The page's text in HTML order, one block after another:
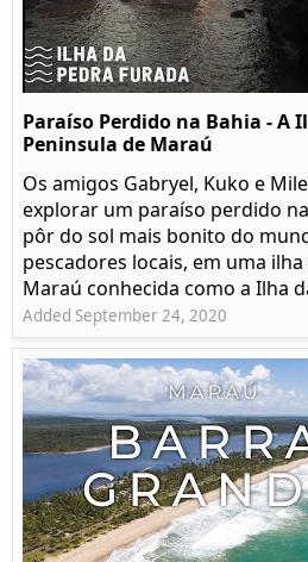
Paraíso Perdido na Bahia - A
Peninsula de Maraú
Os amigos Gabryel, Kuko e
explorar um paraíso perdido
pôr do sol mais bonito do
pescadores locais, em uma
Maraú conhecida como a Ilha
Added September 24, 2020